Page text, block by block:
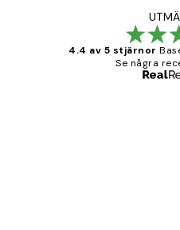
4.4 av 5 stjärnor
Se några